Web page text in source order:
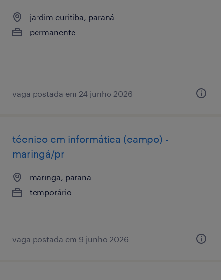
jardim curitiba, paraná
permanente
vaga postada em 24 junho 2026
técnico em informática (campo) -
maringá/pr
maringá, paraná
temporário
vaga postada em 9 junho 2026